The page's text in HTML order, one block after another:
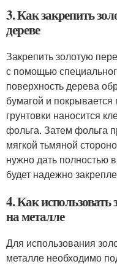
3. Как закрепить
дереве
Закрепить золотую
с помощью
поверхность дерева
бумагой и
грунтовки наносится
фольга. Затем фольга
мягкой тьмяной
нужно дать полностью
будет надежно
4. Как
на металле
Для использования
металле необходимо